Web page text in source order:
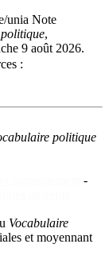
unia Note
,
9 août 2026.
:
politique
-
Vocabulaire
et moyennant